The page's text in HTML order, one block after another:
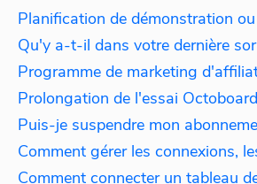
Planification de démonstration
Qu'y a-t-il dans votre dernière
Programme de marketing
Prolongation de l'essai Octoboard
Puis-je suspendre mon